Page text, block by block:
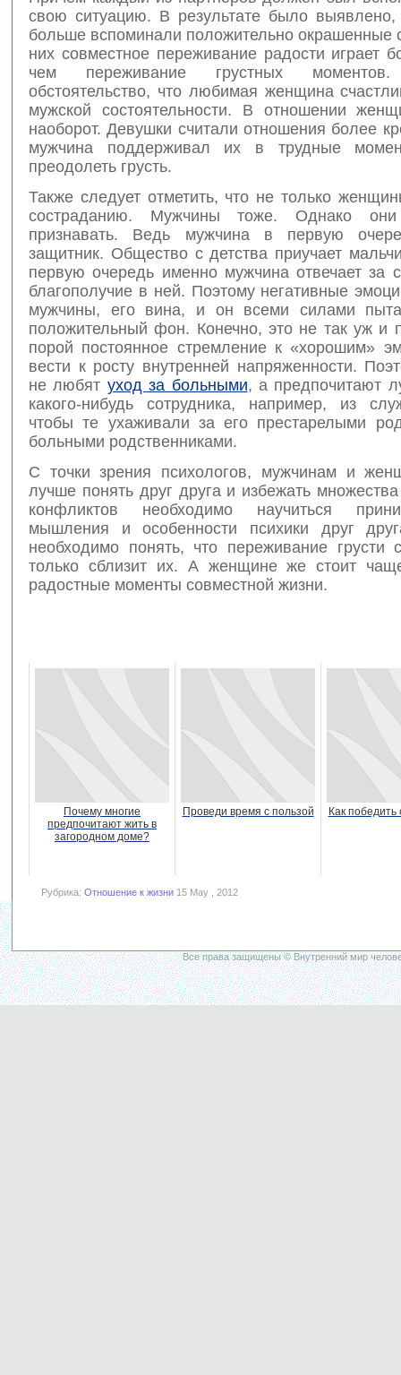
свою ситуацию. В результате было
больше вспоминали положительно окрашенные
них совместное переживание радости играет
чем переживание грустных
обстоятельство, что любимая женщина
мужской состоятельности. В отношении
наоборот. Девушки считали отношения более
мужчина поддерживал их в трудные
преодолеть грусть.
Также следует отметить, что не только
состраданию. Мужчины тоже. Однако
признавать. Ведь мужчина в первую
защитник. Общество с детства приучает
первую очередь именно мужчина отвечает за
благополучие в ней. Поэтому негативные
мужчины, его вина, и он всеми силами
положительный фон. Конечно, это не так уж и
порой постоянное стремление к «хорошим»
вести к росту внутренней напряженности.
не любят уход за больными, а предпочитают
какого-нибудь сотрудника, например, из
чтобы те ухаживали за его престарелыми
больными родственниками.
С точки зрения психологов, мужчинам и
лучше понять друг друга и избежать
конфликтов необходимо научиться
мышления и особенности психики друг
необходимо понять, что переживание грусти
только сблизит их. А женщине же стоит
радостные моменты совместной жизни.
Почему многие
предпочитают жить в
загородном доме?
Проведи время с пользой Как победить
Рубрика: Отношение к жизни 15 May , 2012
Все права защищены © Внутренний мир